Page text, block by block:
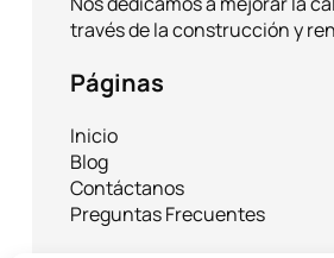
través de la construcción y
Páginas
Inicio
Blog
Contáctanos
Preguntas Frecuentes